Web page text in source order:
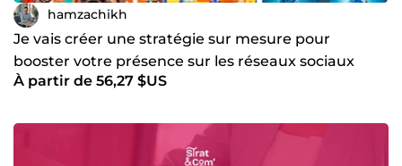
hamzachikh
Je vais créer une stratégie sur mesure pour
booster votre présence sur les réseaux sociaux
À partir de 56,27 $US